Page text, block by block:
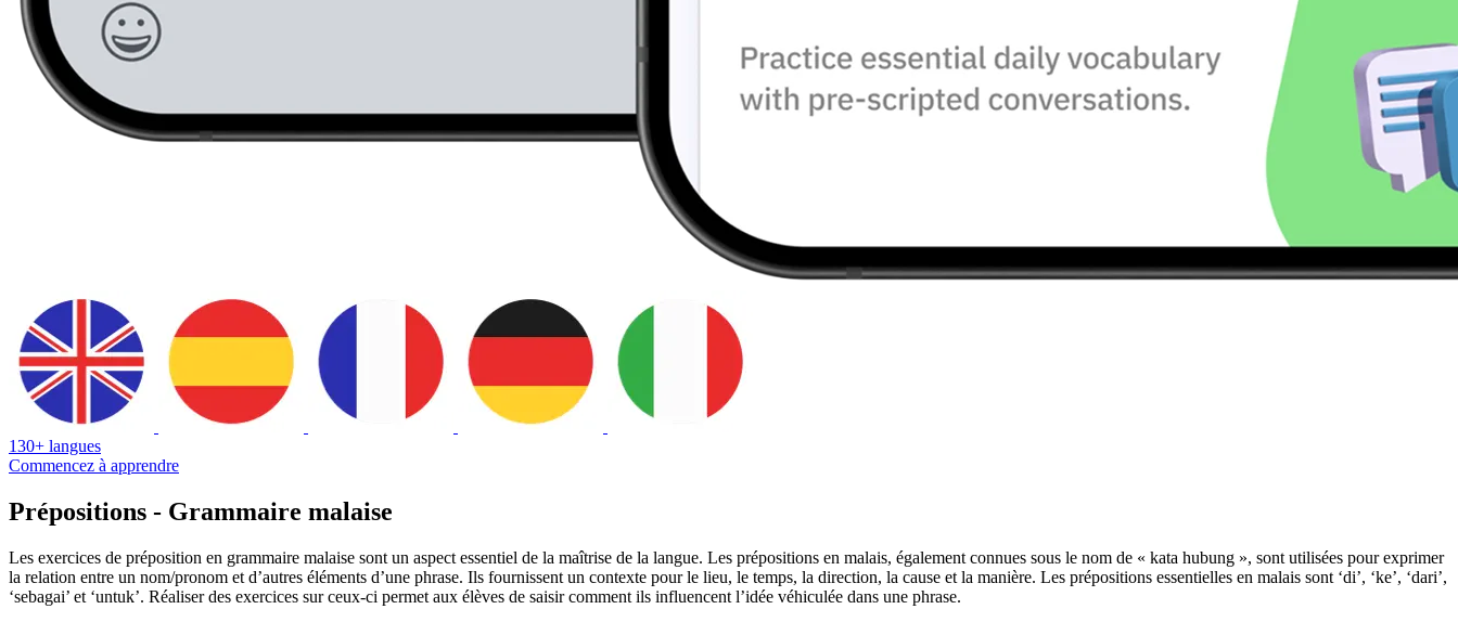
130+ langues
Commencez à apprendre
Prépositions - Grammaire malaise
Les exercices de préposition en grammaire malaise sont un aspect essentiel de la maîtrise de la langue. Les prépositions en malais, également connues sous le nom de « kata hubung », sont utilisées pour exprimer
la relation entre un nom/pronom et d’autres éléments d’une phrase. Ils fournissent un contexte pour le lieu, le temps, la direction, la cause et la manière. Les prépositions essentielles en malais sont ‘di’, ‘ke’, ‘dari’,
‘sebagai’ et ‘untuk’. Réaliser des exercices sur ceux-ci permet aux élèves de saisir comment ils influencent l’idée véhiculée dans une phrase.